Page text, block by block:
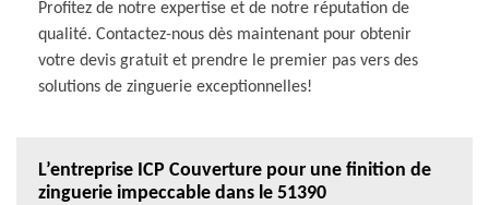
Profitez de notre expertise et de notre réputation de
qualité. Contactez-nous dès maintenant pour obtenir
votre devis gratuit et prendre le premier pas vers des
solutions de zinguerie exceptionnelles!
L’entreprise ICP Couverture pour une finition de
zinguerie impeccable dans le 51390